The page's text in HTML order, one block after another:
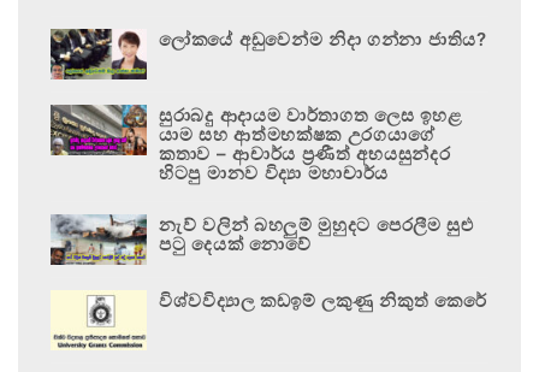
ලෝකයේ අඩුවෙන්ම නිදා ගන්නා ජාතිය?
සුරාබදු ආදායම වාර්තාගත ලෙස ඉහළ
යාම සහ ආත්මභක්ෂක උරගයාගේ
කතාව – ආචාර්ය ප්‍රණීත් අභයසුන්දර
හිටපු මානව විද්‍යා මහාචාර්ය
නැව් වලින් බහලුම් මුහුදට පෙරලීම සුළු
පටු දෙයක් නොවේ
විශ්වවිද්‍යාල කඩඉම් ලකුණු නිකුත් කෙරේ